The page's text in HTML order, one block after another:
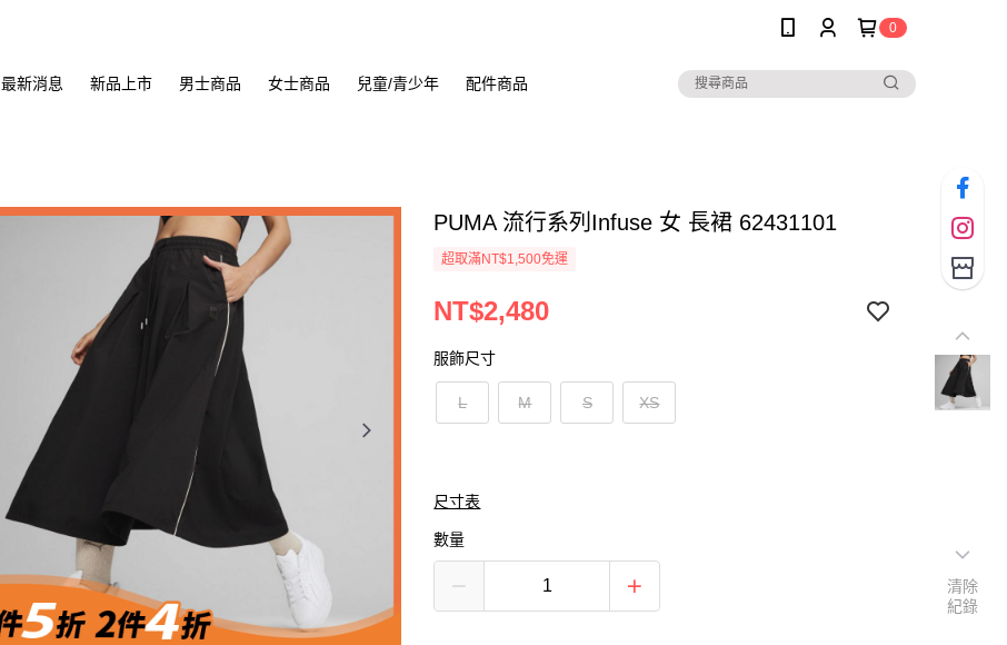
0
最新消息 新品上市 男士商品 女士商品 兒童/青少年 配件商品
PUMA 流行系列Infuse 女 長裙 62431101
超取滿NT$1,500免運
NT$2,480
服飾尺寸
L M S XS
尺寸表
數量
清除
紀錄